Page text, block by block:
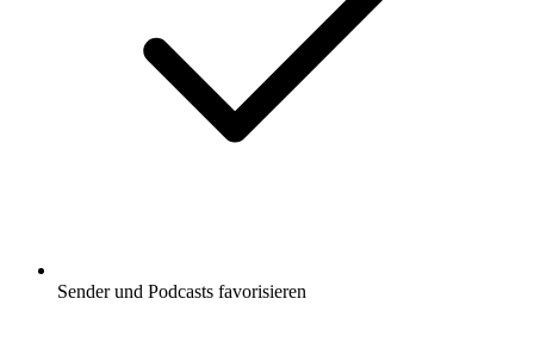
Sender und Podcasts favorisieren